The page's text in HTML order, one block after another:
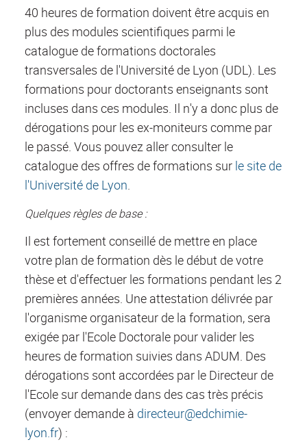
40 heures de formation doivent être acquis en
plus des modules scientifiques parmi le
catalogue de formations doctorales
transversales de l'Université de Lyon (UDL). Les
formations pour doctorants enseignants sont
incluses dans ces modules. Il n'y a donc plus de
dérogations pour les ex-moniteurs comme par
le passé. Vous pouvez aller consulter le
catalogue des offres de formations sur le site de
l'Université de Lyon.
Quelques règles de base :
Il est fortement conseillé de mettre en place
votre plan de formation dès le début de votre
thèse et d'effectuer les formations pendant les 2
premières années. Une attestation délivrée par
l'organisme organisateur de la formation, sera
exigée par l'Ecole Doctorale pour valider les
heures de formation suivies dans ADUM. Des
dérogations sont accordées par le Directeur de
l'Ecole sur demande dans des cas très précis
(envoyer demande à directeur@edchimie-
lyon.fr) :